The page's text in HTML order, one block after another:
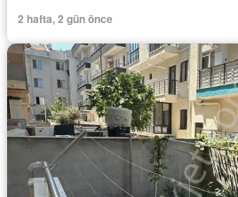
2 hafta, 2 gün önce